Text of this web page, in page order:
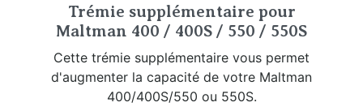
Trémie supplémentaire pour
Maltman 400 / 400S / 550 / 550S
Cette trémie supplémentaire vous permet
d'augmenter la capacité de votre Maltman
400/400S/550 ou 550S.